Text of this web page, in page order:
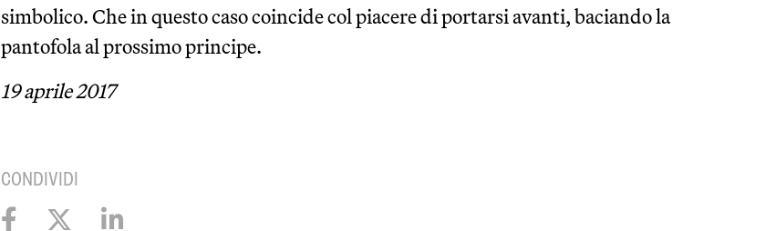
simbolico. Che in questo caso coincide col piacere di portarsi avanti, baciando la
pantofola al prossimo principe.
19 aprile 2017
CONDIVIDI